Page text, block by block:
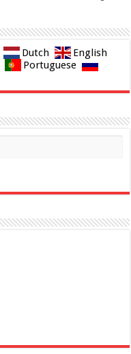
Dutch
English
Portuguese